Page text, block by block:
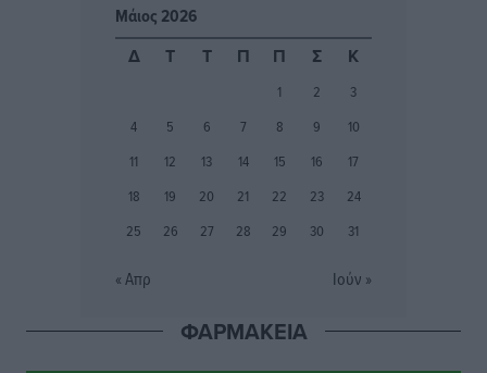
Εθνικός Αρχίπολης: Μεγάλο βήμα προόδου η ίδρυση
Ιππότες: Με το βλέμμα στραμμένο στο μέλλον
Μάιος 2026
Δ
Τ Τ Π Π Σ Κ
1 2
3
4
5 6 7 8 9
10
11
12 13 14 15 16
17
18
19 20 21 22 23
24
25
26 27 28 29 30 31
« Απρ Ιούν »
ΦΑΡΜΑΚΕΙΑ